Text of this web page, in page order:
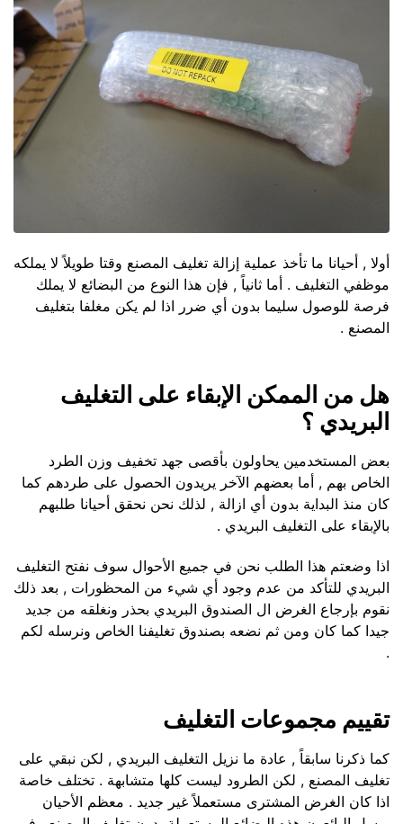
أولا , أحيانا ما تأخذ عملية إزالة تغليف المصنع وقتا طويلاً لا يملكه
موظفي التغليف . أما ثانياً , فإن هذا النوع من البضائع لا يملك
فرصة للوصول سليما بدون أي ضرر اذا لم يكن مغلفا بتغليف
المصنع .
هل من الممكن الإبقاء على التغليف
البريدي ؟
بعض المستخدمين يحاولون بأقصى جهد تخفيف وزن الطرد
الخاص بهم , أما بعضهم الآخر يريدون الحصول على طردهم كما
كان منذ البداية بدون أي ازالة , لذلك نحن نحقق أحيانا طلبهم
بالإبقاء على التغليف البريدي .
اذا وضعتم هذا الطلب نحن في جميع الأحوال سوف نفتح التغليف
البريدي للتأكد من عدم وجود أي شيء من المحظورات , بعد ذلك
نقوم بإرجاع الغرض ال الصندوق البريدي بحذر ونغلقه من جديد
جيدا كما كان ومن ثم نضعه بصندوق تغليفنا الخاص ونرسله لكم
.
تقييم مجموعات التغليف
كما ذكرنا سابقاً , عادة ما نزيل التغليف البريدي , لكن نبقي على
تغليف المصنع , لكن الطرود ليست كلها متشابهة . تختلف خاصة
اذا كان الغرض المشترى مستعملاً غير جديد . معظم الأحيان